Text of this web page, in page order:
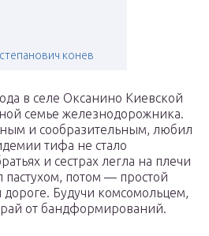
конев
в селе Оксанино Киевской
семье железнодорожника.
и сообразительным, любил
тифа не стало
и сестрах легла на плечи
пастухом, потом — простой
Будучи комсомольцем,
от бандформирований.